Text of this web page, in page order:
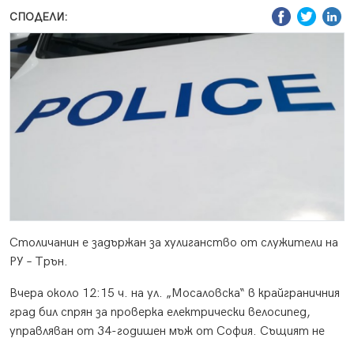
СПОДЕЛИ:
Столичанин е задържан за хулиганство от служители на
РУ – Трън.
Вчера около 12:15 ч. на ул. „Мосаловска“ в крайграничния
град бил спрян за проверка електрически велосипед,
управляван от 34-годишен мъж от София. Същият не